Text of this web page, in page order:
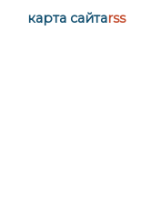
карта сайтаrss